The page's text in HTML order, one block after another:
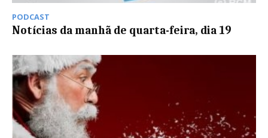
PODCAST
Notícias da manhã de quarta-feira, dia 19